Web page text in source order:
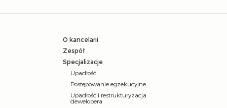
O kancelarii
Zespół
Specjalizacje
Upadłość
Postępowanie egzekucyjne
Upadłość i restrukturyzacja
dewelopera